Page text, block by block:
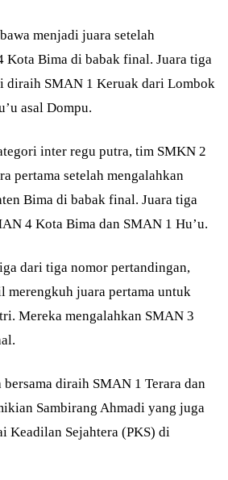
menjadi juara setelah
Kota Bima di babak final. Juara tiga
diraih SMAN 1 Keruak dari Lombok
asal Dompu.
inter regu putra, tim SMKN 2
pertama setelah mengalahkan
Bima di babak final. Juara tiga
4 Kota Bima dan SMAN 1 Hu’u.
dari tiga nomor pertandingan,
merengkuh juara pertama untuk
Mereka mengalahkan SMAN 3
diraih SMAN 1 Terara dan
Sambirang Ahmadi yang juga
Keadilan Sejahtera (PKS) di